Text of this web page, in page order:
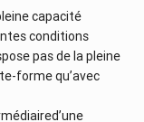
capacité
conditions
pas de la pleine
forme qu’avec